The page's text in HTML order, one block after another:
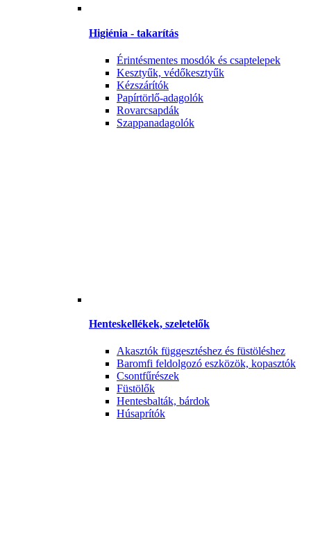
Higiénia - takarítás
Érintésmentes mosdók és csaptelepek
Kesztyűk, védőkesztyűk
Kézszárítók
Papírtörlő-adagolók
Rovarcsapdák
Szappanadagolók
Henteskellékek, szeletelők
Akasztók függesztéshez és füstöléshez
Baromfi feldolgozó eszközök, kopasztók
Csontfűrészek
Füstölők
Hentesbalták, bárdok
Húsaprítók